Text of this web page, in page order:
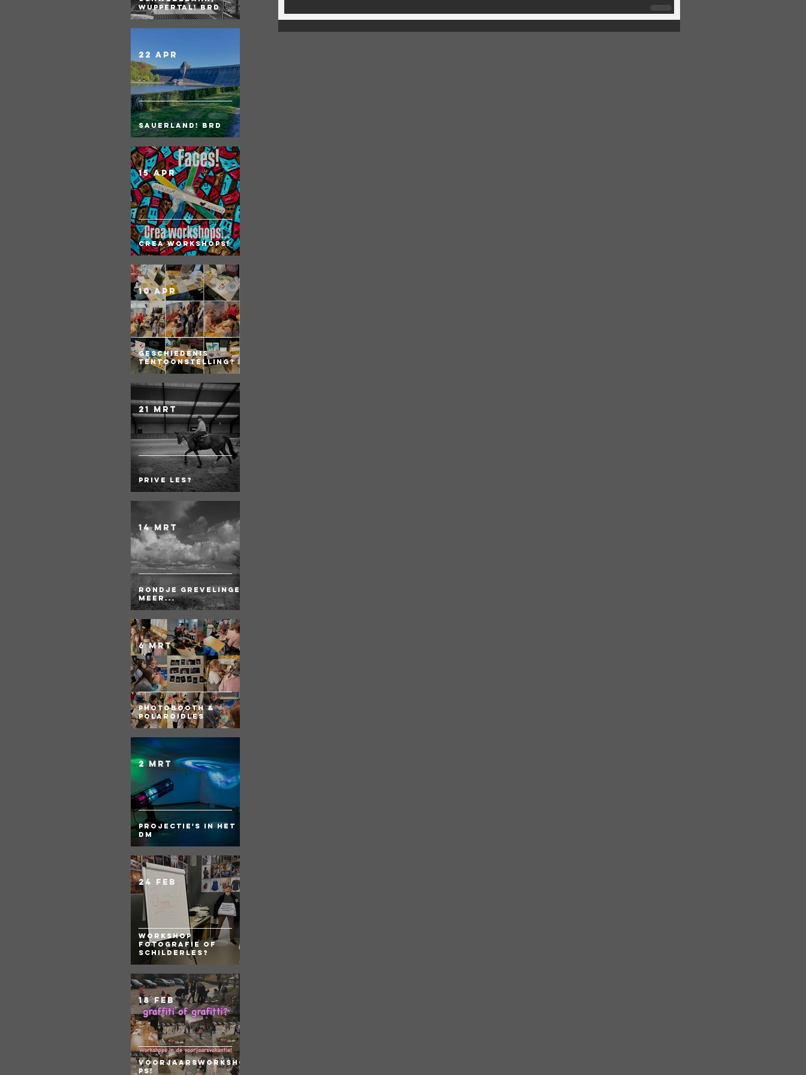
Wuppertal! BRD
Sauerland! BRD
22 apr
Crea Workshops!
15 apr
Geschiedenis
Tentoonstelling?
10 apr
Prive les?
21 mrt
Rondje Grevelingen
meer...
14 mrt
Photobooth &
Polaroidles
6 mrt
Projectie's in het
DM
2 mrt
Workshop
fotografie of
Schilderles?
24 feb
Voorjaarsworksho
ps!
18 feb